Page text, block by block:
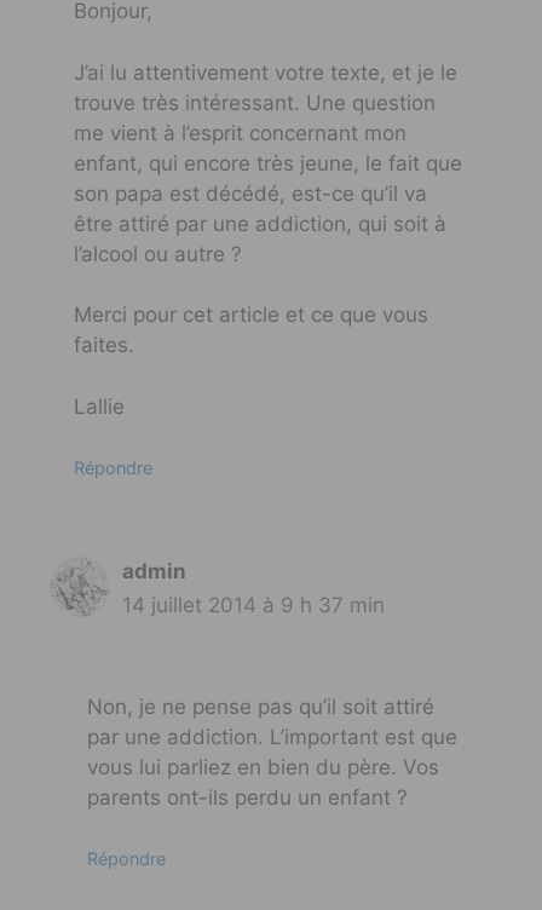
Bonjour,
J’ai lu attentivement votre texte, et je le
trouve très intéressant. Une question
me vient à l’esprit concernant mon
enfant, qui encore très jeune, le fait que
son papa est décédé, est-ce qu’il va
être attiré par une addiction, qui soit à
l’alcool ou autre ?
Merci pour cet article et ce que vous
faites.
Lallie
Répondre
admin
14 juillet 2014 à 9 h 37 min
Non, je ne pense pas qu’il soit attiré
par une addiction. L’important est que
vous lui parliez en bien du père. Vos
parents ont-ils perdu un enfant ?
Répondre